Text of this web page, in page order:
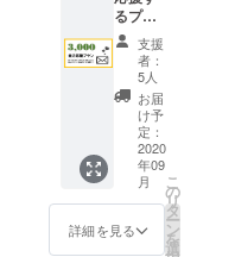
き上げ
ること
が可能
です。
るプラ
ンで
す。ご
支援い
ただい
た方に
小さな
スポー
ツタオ
ルをお
届け致
しま
す。期
支援
者：
5人
お届
け予
定：
2020
年09
月
詳細を見る
こ
の
リ
タ
ー
ン
を
選